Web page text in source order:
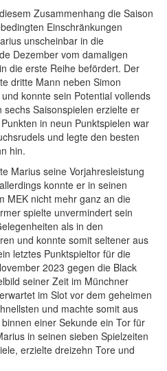
Zusammenhang die Saison
Einschränkungen
unscheinbar in die
Dezember vom damaligen
die erste Reihe befördert. Der
dritte Mann neben Simon
konnte sein Potential vollends
Saisonspielen erzielte er
in neun Punktspielen war
und legte den besten
hin.
Marius seine Vorjahresleistung
konnte er in seinen
MEK nicht mehr ganz an die
spielte unvermindert sein
als in den
und konnte somit seltener aus
letztes Punktspieltor für die
2023 gegen die Black
seiner Zeit im Münchner
im Slot vor dem geheimen
und machte somit aus
einer Sekunde ein Tor für
in seinen sieben Spielzeiten
erzielte dreizehn Tore und